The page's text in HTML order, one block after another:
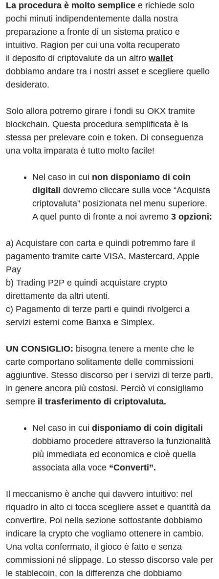
La procedura è molto semplice e richiede solo
pochi minuti indipendentemente dalla nostra
preparazione a fronte di un sistema pratico e
intuitivo. Ragion per cui una volta recuperato
il deposito di criptovalute da un altro wallet
dobbiamo andare tra i nostri asset e scegliere quello
desiderato.
Solo allora potremo girare i fondi su OKX tramite
blockchain. Questa procedura semplificata è la
stessa per prelevare coin e token. Di conseguenza
una volta imparata è tutto molto facile!
Nel caso in cui non disponiamo di coin
digitali dovremo cliccare sulla voce “Acquista
criptovaluta” posizionata nel menu superiore.
A quel punto di fronte a noi avremo 3 opzioni:
a) Acquistare con carta e quindi potremmo fare il
pagamento tramite carte VISA, Mastercard, Apple
Pay
b) Trading P2P e quindi acquistare crypto
direttamente da altri utenti.
c) Pagamento di terze parti e quindi rivolgerci a
servizi esterni come Banxa e Simplex.
UN CONSIGLIO: bisogna tenere a mente che le
carte comportano solitamente delle commissioni
aggiuntive. Stesso discorso per i servizi di terze parti,
in genere ancora più costosi. Perciò vi consigliamo
sempre il trasferimento di criptovaluta.
Nel caso in cui disponiamo di coin digitali
dobbiamo procedere attraverso la funzionalità
più immediata ed economica e cioè quella
associata alla voce “Converti”.
Il meccanismo è anche qui davvero intuitivo: nel
riquadro in alto ci tocca scegliere asset e quantità da
convertire. Poi nella sezione sottostante dobbiamo
indicare la crypto che vogliamo ottenere in cambio.
Una volta confermato, il gioco è fatto e senza
commissioni né slippage. Lo stesso discorso vale per
le stablecoin, con la differenza che dobbiamo